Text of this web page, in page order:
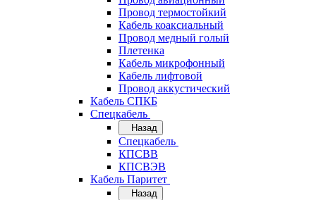
Провод термостойкий
Кабель коаксиальный
Провод медный голый
Плетенка
Кабель микрофонный
Кабель лифтовой
Провод аккустический
Кабель СПКБ
Спецкабель
Назад
Спецкабель
КПСВВ
КПСВЭВ
Кабель Паритет
Назад